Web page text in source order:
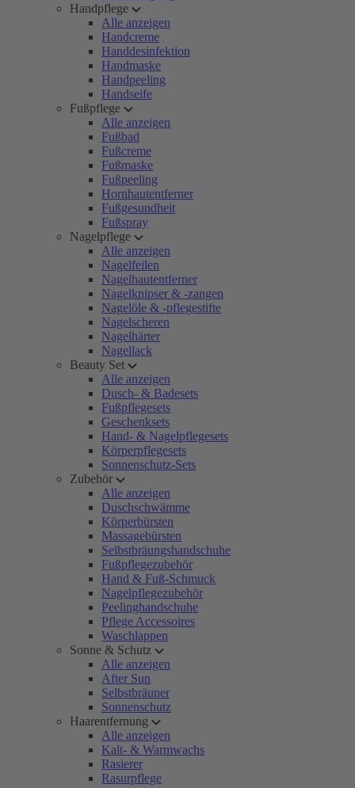
Handpflege
Alle anzeigen
Handcreme
Handdesinfektion
Handmaske
Handpeeling
Handseife
Fußpflege
Alle anzeigen
Fußbad
Fußcreme
Fußmaske
Fußpeeling
Hornhautentferner
Fußgesundheit
Fußspray
Nagelpflege
Alle anzeigen
Nagelfeilen
Nagelhautentferner
Nagelknipser & -zangen
Nagelöle & -pflegestifte
Nagelscheren
Nagelhärter
Nagellack
Beauty Set
Alle anzeigen
Dusch- & Badesets
Fußpflegesets
Geschenksets
Hand- & Nagelpflegesets
Körperpflegesets
Sonnenschutz-Sets
Zubehör
Alle anzeigen
Duschschwämme
Körperbürsten
Massagebürsten
Selbstbräungshandschuhe
Fußpflegezubehör
Hand & Fuß-Schmuck
Nagelpflegezubehör
Peelinghandschuhe
Pflege Accessoires
Waschlappen
Sonne & Schutz
Alle anzeigen
After Sun
Selbstbräuner
Sonnenschutz
Haarentfernung
Alle anzeigen
Kalt- & Warmwachs
Rasierer
Rasurpflege